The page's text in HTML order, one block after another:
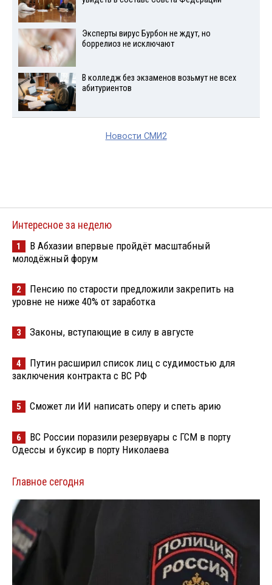
Эксперты вирус Бурбон не ждут, но
боррелиоз не исключают
В колледж без экзаменов возьмут не всех
абитуриентов
Новости СМИ2
Интересное за неделю
1
В Абхазии впервые пройдёт масштабный
молодёжный форум
2
Пенсию по старости предложили закрепить на
уровне не ниже 40% от заработка
3 Законы, вступающие в силу в августе
4
Путин расширил список лиц с судимостью для
заключения контракта с ВС РФ
5 Сможет ли ИИ написать оперу и спеть арию
6
ВС России поразили резервуары с ГСМ в порту
Одессы и буксир в порту Николаева
Главное сегодня